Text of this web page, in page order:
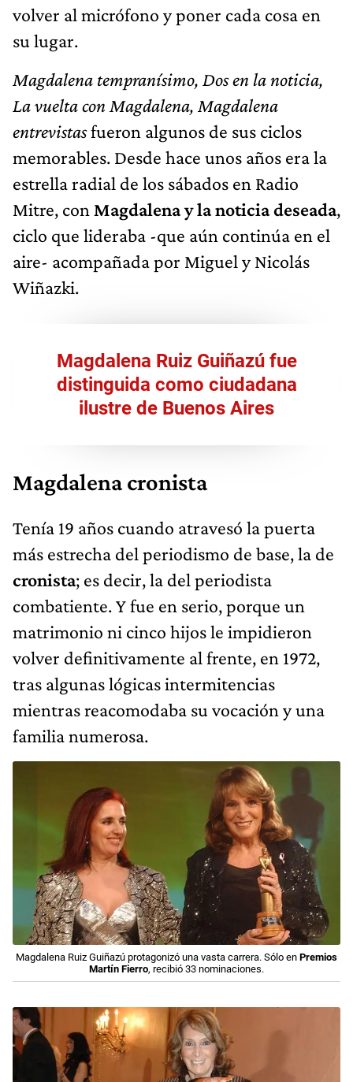
volver al micrófono y poner cada cosa en
su lugar.
Magdalena tempranísimo, Dos en la noticia,
La vuelta con Magdalena, Magdalena
entrevistasfueron algunos de sus ciclos
memorables. Desde hace unos años era la
estrella radial de los sábados en Radio
Mitre, con Magdalena y la noticia deseada,
ciclo que lideraba -que aún continúa en el
aire- acompañada por Miguel y Nicolás
Wiñazki.
Magdalena Ruiz Guiñazú fue
distinguida como ciudadana
ilustre de Buenos Aires
Magdalena cronista
Tenía 19 años cuando atravesó la puerta
más estrecha del periodismo de base, la de
cronista; es decir, la del periodista
combatiente. Y fue en serio, porque un
matrimonio ni cinco hijos le impidieron
volver definitivamente al frente, en 1972,
tras algunas lógicas intermitencias
mientras reacomodaba su vocación y una
familia numerosa.
Magdalena Ruiz Guiñazú protagonizó una vasta carrera. Sólo en Premios
Martín Fierro, recibió 33 nominaciones.